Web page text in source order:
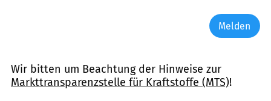
Melden
Wir bitten um Beachtung der Hinweise zur
Markttransparenzstelle für Kraftstoffe (MTS)!